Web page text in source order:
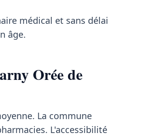
médical et sans délai
âge.
Orée de
La commune
L'accessibilité